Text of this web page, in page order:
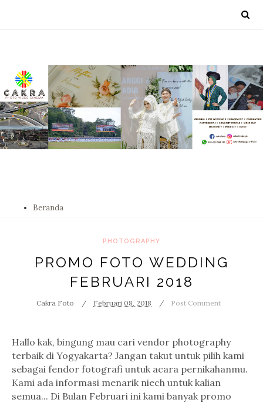
Beranda
PHOTOGRAPHY
PROMO FOTO WEDDING
FEBRUARI 2018
Cakra Foto Februari 08, 2018 Post Comment
Hallo kak, bingung mau cari vendor photography
terbaik di Yogyakarta? Jangan takut untuk pilih kami
sebagai fendor fotografi untuk acara pernikahanmu.
Kami ada informasi menarik niech untuk kalian
semua... Di Bulan Februari ini kami banyak promo